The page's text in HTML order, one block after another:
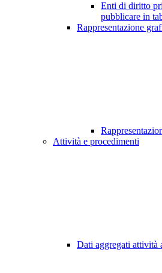
Enti di diritto
pubblicare in
Rappresentazione
Attività e procedimenti
Dati aggregati attività